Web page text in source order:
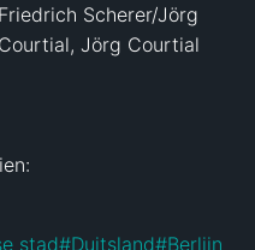
Scherer/Jörg
Jörg Courtial
stad#Duitsland#Berlijn